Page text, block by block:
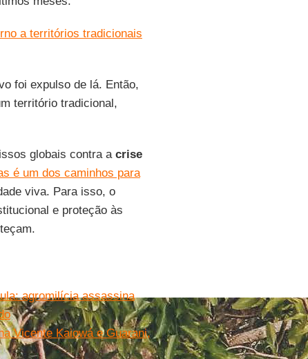
a territórios tradicionais
foi expulso de lá. Então,
território tradicional,
globais contra a crise
é um dos caminhos para
viva. Para isso, o
e proteção às
agromilícia assassina
Vicente Kaiowá e Guarani,